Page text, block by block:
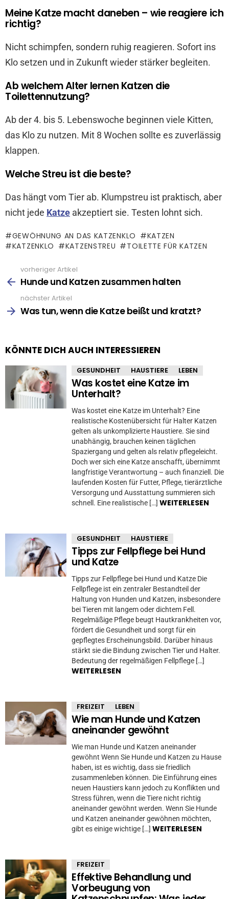
Meine Katze macht daneben – wie reagiere ich
richtig?
Nicht schimpfen, sondern ruhig reagieren. Sofort ins
Klo setzen und in Zukunft wieder stärker begleiten.
Ab welchem Alter lernen Katzen die
Toilettennutzung?
Ab der 4. bis 5. Lebenswoche beginnen viele Kitten,
das Klo zu nutzen. Mit 8 Wochen sollte es zuverlässig
klappen.
Welche Streu ist die beste?
Das hängt vom Tier ab. Klumpstreu ist praktisch, aber
nicht jede Katze akzeptiert sie. Testen lohnt sich.
GEWÖHNUNG AN DAS KATZENKLO
KATZEN
KATZENKLO
KATZENSTREU TOILETTE FÜR KATZEN
more
vorheriger Artikel
Hunde und Katzen zusammen halten
nächster Artikel
Was tun, wenn die Katze beißt und kratzt?
KÖNNTE DICH AUCH INTERESSIEREN
GESUNDHEIT HAUSTIERE LEBEN
Was kostet eine Katze im
Unterhalt?
Was kostet eine Katze im Unterhalt? Eine
realistische Kostenübersicht für Halter Katzen
gelten als unkomplizierte Haustiere. Sie sind
unabhängig, brauchen keinen täglichen
Spaziergang und gelten als relativ pflegeleicht.
Doch wer sich eine Katze anschafft, übernimmt
langfristige Verantwortung – auch finanziell. Die
laufenden Kosten für Futter, Pflege, tierärztliche
Versorgung und Ausstattung summieren sich
schnell. Eine realistische […] WEITERLESEN
GESUNDHEIT HAUSTIERE
Tipps zur Fellpflege bei Hund
und Katze
Tipps zur Fellpflege bei Hund und Katze Die
Fellpflege ist ein zentraler Bestandteil der
Haltung von Hunden und Katzen, insbesondere
bei Tieren mit langem oder dichtem Fell.
Regelmäßige Pflege beugt Hautkrankheiten vor,
fördert die Gesundheit und sorgt für ein
gepflegtes Erscheinungsbild. Darüber hinaus
stärkt sie die Bindung zwischen Tier und Halter.
Bedeutung der regelmäßigen Fellpflege […]
WEITERLESEN
FREIZEIT LEBEN
Wie man Hunde und Katzen
aneinander gewöhnt
Wie man Hunde und Katzen aneinander
gewöhnt Wenn Sie Hunde und Katzen zu Hause
haben, ist es wichtig, dass sie friedlich
zusammenleben können. Die Einführung eines
neuen Haustiers kann jedoch zu Konflikten und
Stress führen, wenn die Tiere nicht richtig
aneinander gewöhnt werden. Wenn Sie Hunde
und Katzen aneinander gewöhnen möchten,
gibt es einige wichtige […] WEITERLESEN
FREIZEIT
Effektive Behandlung und
Vorbeugung von